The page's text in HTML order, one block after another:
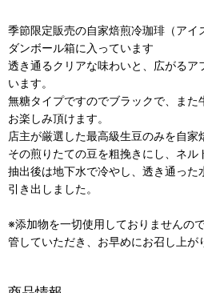
季節限定販売の自家焙煎冷珈琲（アイ
ダンボール箱に入っています
透き通るクリアな味わいと、広がるア
います。
無糖タイプですのでブラックで、また
お楽しみ頂けます。
店主が厳選した最高級生豆のみを自家
その煎りたての豆を粗挽きにし、ネル
抽出後は地下水で冷やし、透き通った
引き出しました。
※添加物を一切使用しておりませんの
管していただき、お早めにお召し上が